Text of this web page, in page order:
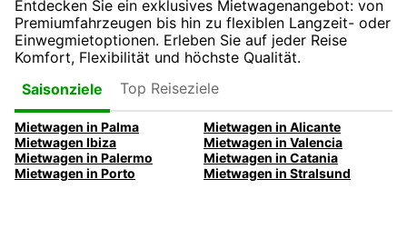
Entdecken Sie ein exklusives Mietwagenangebot: von
Premiumfahrzeugen bis hin zu flexiblen Langzeit- oder
Einwegmietoptionen. Erleben Sie auf jeder Reise
Komfort, Flexibilität und höchste Qualität.
Saisonziele
Top Reiseziele
Mietwagen in Palma
Mietwagen in Alicante
Mietwagen Ibiza
Mietwagen in Valencia
Mietwagen in Palermo
Mietwagen in Catania
Mietwagen in Porto
Mietwagen in Stralsund